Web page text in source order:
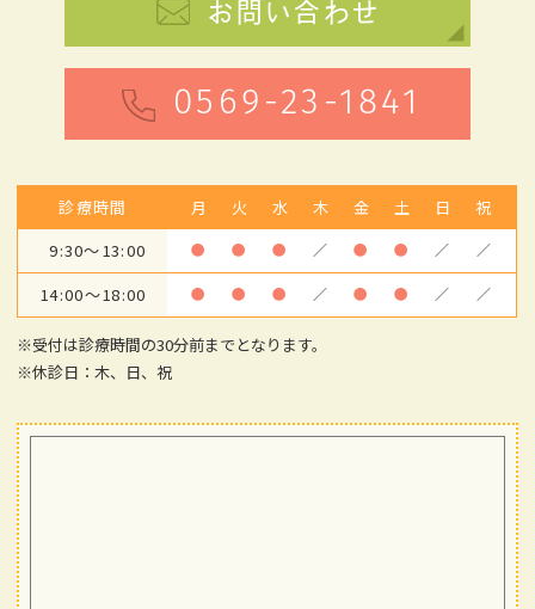
お問い合わせ
0569-23-1841
診療時間 月 火 水 木 金 土 日
祝
9:30～13:00
● ● ● ／ ● ● ／ ／
14:00～18:00 ● ● ● ／ ● ● ／ ／
※受付は診療時間の30分前までとなります。
※休診日：木、日、祝